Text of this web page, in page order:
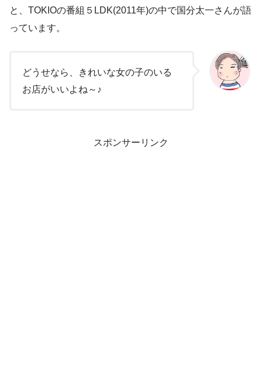
と、TOKIOの番組５LDK(2011年)の中で国分太一さんが語
っています。
どうせなら、きれいな女の子のいる
お店がいいよね～♪
スポンサーリンク